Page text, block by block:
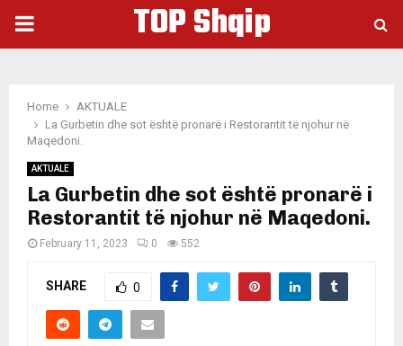
PRIMARY
TOP Shqip
Home
AKTUALE
La Gurbetin dhe sot është pronarë i Restorantit të njohur në
Maqedoni.
AKTUALE
La Gurbetin dhe sot është pronarë i
Restorantit të njohur në Maqedoni.
February 11, 2023 0 552
SHARE 0